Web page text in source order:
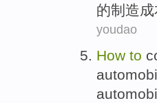
的制造
youdao
How to